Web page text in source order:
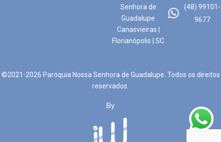
Senhora de
Guadalupe
Canasvieiras |
Florianópolis | SC
(48) 99101-
9677
©2021-2026 Paróquia Nossa Senhora de Guadalupe. Todos os direitos
reservados.
By